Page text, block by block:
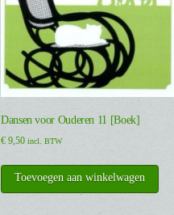
Dansen voor Ouderen 11 [Boek]
€9,50 incl. BTW
Toevoegen aan winkelwagen